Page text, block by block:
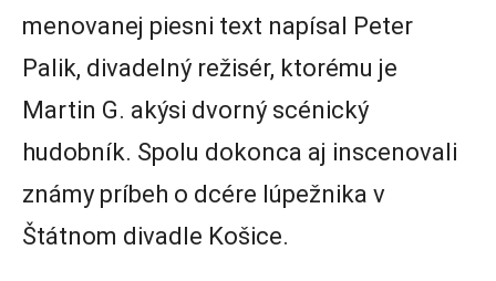
menovanej piesni text napísal Peter
Palik, divadelný režisér, ktorému je
Martin G. akýsi dvorný scénický
hudobník. Spolu dokonca aj inscenovali
známy príbeh o dcére lúpežnika v
Štátnom divadle Košice.